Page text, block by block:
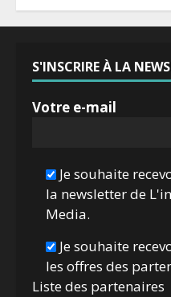
S'INSCRIRE À LA
Votre e-mail
Je souhaite
la newsletter de
Media.
Je souhaite
les offres des
Liste des partenaires